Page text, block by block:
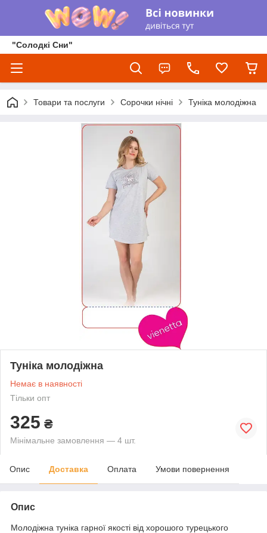
"Солодкі Сни"
Товари та послуги Сорочки нічні Туніка молодіжна
Туніка молодіжна
Немає в наявності
Тільки опт
325 ₴
Мінімальне замовлення — 4 шт.
Опис Доставка Оплата Умови повернення
Опис
Молодіжна туніка гарної якості від хорошого турецького